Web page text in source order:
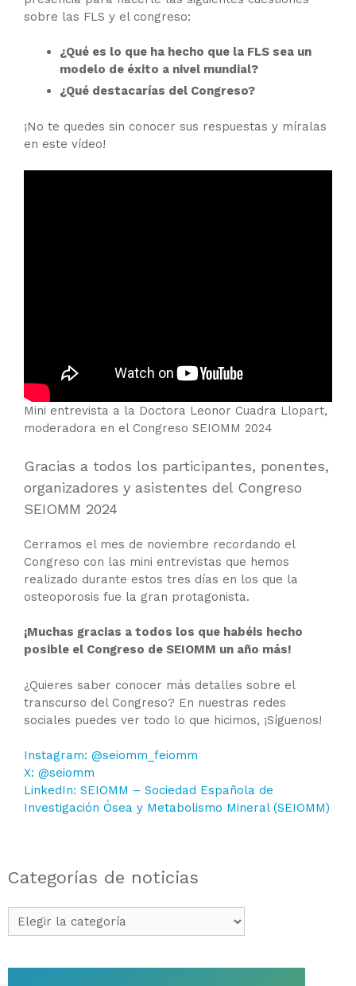
sobre las FLS y el congreso:
¿Qué es lo que ha hecho que la FLS sea un
modelo de éxito a nivel mundial?
¿Qué destacarías del Congreso?
¡No te quedes sin conocer sus respuestas y míralas
en este vídeo!
Mini entrevista a la Doctora Leonor Cuadra Llopart,
moderadora en el Congreso SEIOMM 2024
Gracias a todos los participantes, ponentes,
organizadores y asistentes del Congreso
SEIOMM 2024
Cerramos el mes de noviembre recordando el
Congreso con las mini entrevistas que hemos
realizado durante estos tres días en los que la
osteoporosis fue la gran protagonista.
¡Muchas gracias a todos los que habéis hecho
posible el Congreso de SEIOMM un año más!
¿Quieres saber conocer más detalles sobre el
transcurso del Congreso? En nuestras redes
sociales puedes ver todo lo que hicimos, ¡Síguenos!
Instagram: @seiomm_feiomm
X: @seiomm
LinkedIn: SEIOMM – Sociedad Española de
Investigación Ósea y Metabolismo Mineral (SEIOMM)
Categorías de noticias
Categorías
de